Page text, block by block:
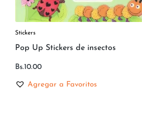
Stickers
Pop Up Stickers de insectos
Bs.10.00
Agregar a Favoritos